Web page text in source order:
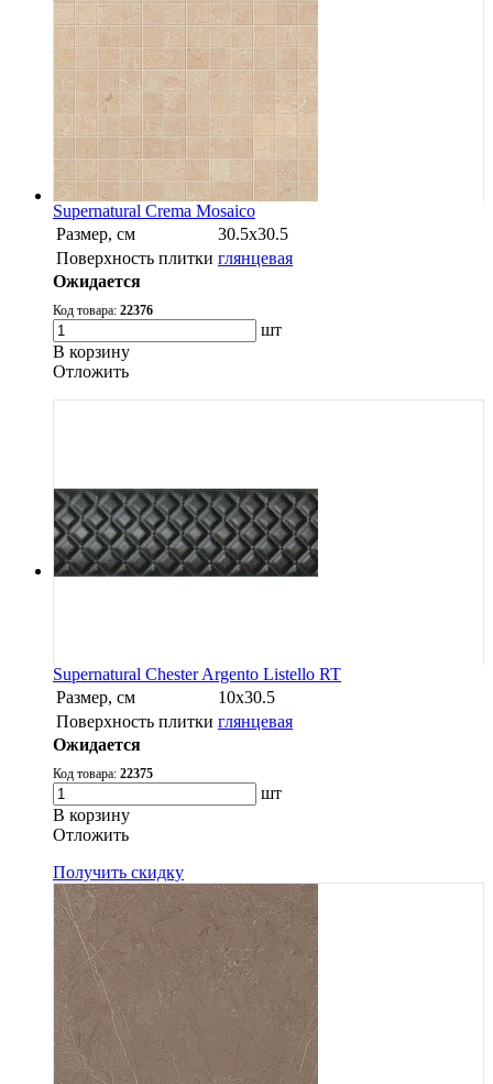
Supernatural Crema Mosaico
Размер, см
30.5х30.5
Поверхность плитки глянцевая
Ожидается
Код товара: 22376
шт
В корзину
Oтложить
Supernatural Chester Argento Listello RT
Размер, см
10х30.5
Поверхность плитки глянцевая
Ожидается
Код товара: 22375
шт
В корзину
Oтложить
Получить скидку